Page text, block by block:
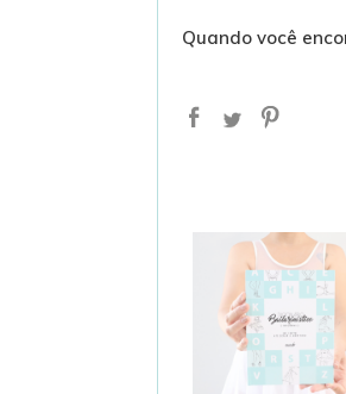
Quando você